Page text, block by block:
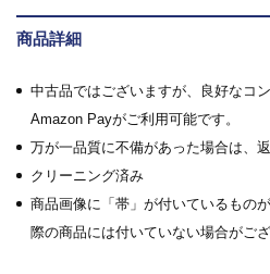
商品詳細
中古品ではございますが、良好なコ
Amazon Payがご利用可能です。
万が一品質に不備があった場合は、返
クリーニング済み
商品画像に「帯」が付いているもの
際の商品には付いていない場合がござ